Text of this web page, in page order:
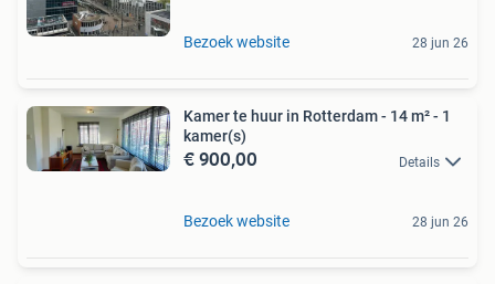
Bezoek website 28 jun 26
Kamer te huur in Rotterdam - 14 m² - 1
kamer(s)
€ 900,00 Details
Bezoek website 28 jun 26